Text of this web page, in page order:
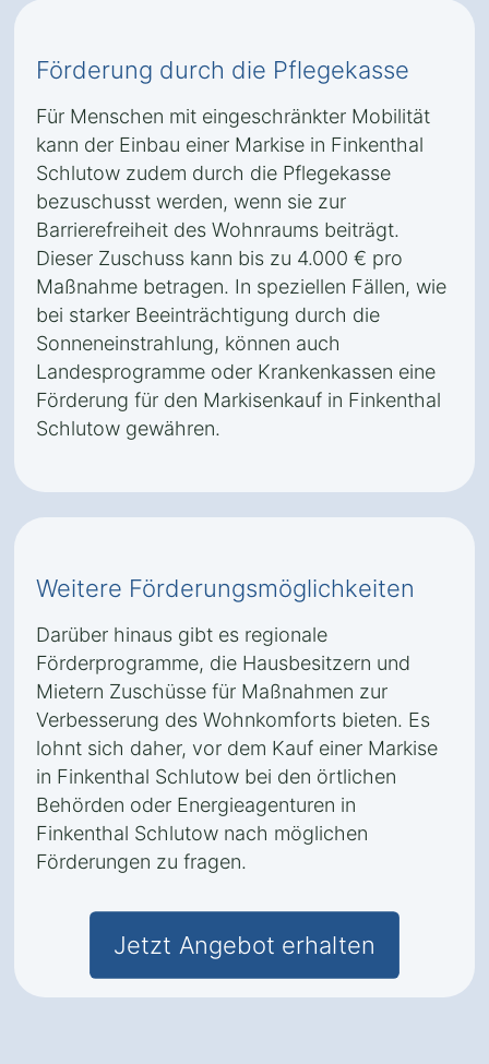
Förderung durch die Pflegekasse
Für Menschen mit eingeschränkter Mobilität
kann der Einbau einer Markise in Finkenthal
Schlutow zudem durch die Pflegekasse
bezuschusst werden, wenn sie zur
Barrierefreiheit des Wohnraums beiträgt.
Dieser Zuschuss kann bis zu 4.000 € pro
Maßnahme betragen. In speziellen Fällen, wie
bei starker Beeinträchtigung durch die
Sonneneinstrahlung, können auch
Landesprogramme oder Krankenkassen eine
Förderung für den Markisenkauf in Finkenthal
Schlutow gewähren.
Weitere Förderungsmöglichkeiten
Darüber hinaus gibt es regionale
Förderprogramme, die Hausbesitzern und
Mietern Zuschüsse für Maßnahmen zur
Verbesserung des Wohnkomforts bieten. Es
lohnt sich daher, vor dem Kauf einer Markise
in Finkenthal Schlutow bei den örtlichen
Behörden oder Energieagenturen in
Finkenthal Schlutow nach möglichen
Förderungen zu fragen.
Jetzt Angebot erhalten